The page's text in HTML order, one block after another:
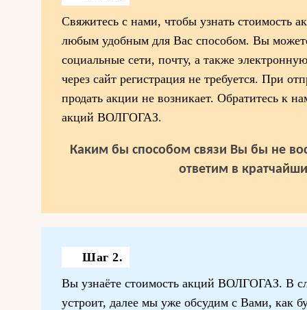
Свяжитесь с нами, чтобы узнать стоимость
любым удобным для Вас способом. Вы
социальные сети, почту, а также
через сайт регистрация не требуется. При
продать акции не возникает. Обратитесь к
акций ВОЛГОГАЗ.
Каким бы способом связи Вы бы не
ответим в
Шаг 2.
Вы узнаёте стоимость акций ВОЛГОГАЗ. В
устроит, далее мы уже обсудим с Вами, как